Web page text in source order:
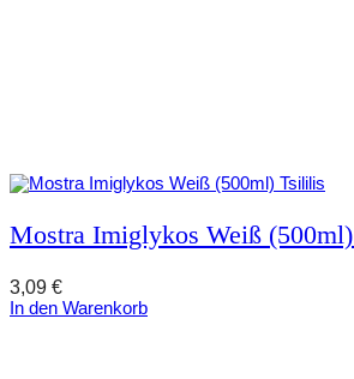
Mostra Imiglykos Weiß
3,09 €
In den Warenkorb